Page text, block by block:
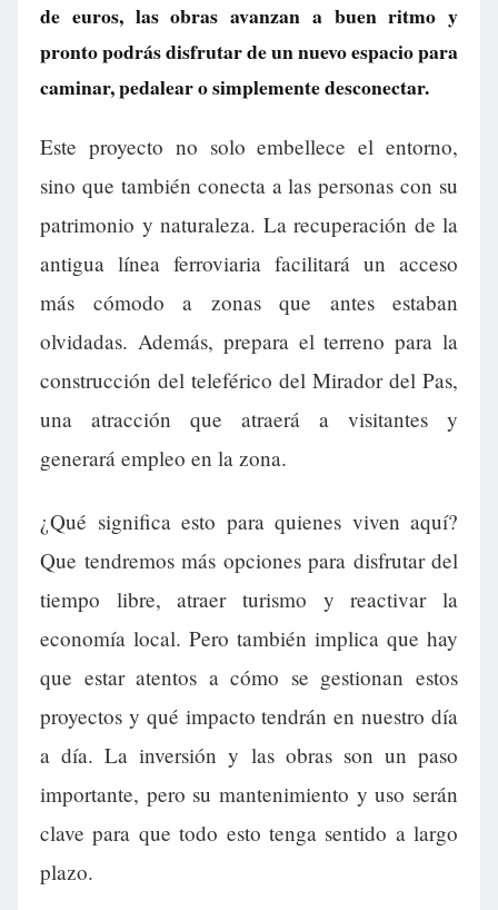
de euros, las obras avanzan a buen ritmo y
pronto podrás disfrutar de un nuevo espacio para
caminar, pedalear o simplemente desconectar.
Este proyecto no solo embellece el entorno,
sino que también conecta a las personas con su
patrimonio y naturaleza. La recuperación de la
antigua línea ferroviaria facilitará un acceso
más cómodo a zonas que antes estaban
olvidadas. Además, prepara el terreno para la
construcción del teleférico del Mirador del Pas,
una atracción que atraerá a visitantes y
generará empleo en la zona.
¿Qué significa esto para quienes viven aquí?
Que tendremos más opciones para disfrutar del
tiempo libre, atraer turismo y reactivar la
economía local. Pero también implica que hay
que estar atentos a cómo se gestionan estos
proyectos y qué impacto tendrán en nuestro día
a día. La inversión y las obras son un paso
importante, pero su mantenimiento y uso serán
clave para que todo esto tenga sentido a largo
plazo.